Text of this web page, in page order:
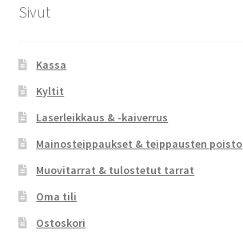
Sivut
Kassa
Kyltit
Laserleikkaus & -kaiverrus
Mainosteippaukset & teippausten poisto
Muovitarrat & tulostetut tarrat
Oma tili
Ostoskori